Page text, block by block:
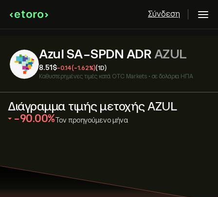
Σύνδεση
Azul SA-SPDN ADR AZUL
8.51‎$‎-0.14(-1.62%)(1D)
Καθυστερημένες τιμές κατά OTC Markets • σε δολάρια ΗΠΑ
Διάγραμμα τιμής μετοχής AZUL
‎-90.00‎ Τον προηγούμενο μήνα